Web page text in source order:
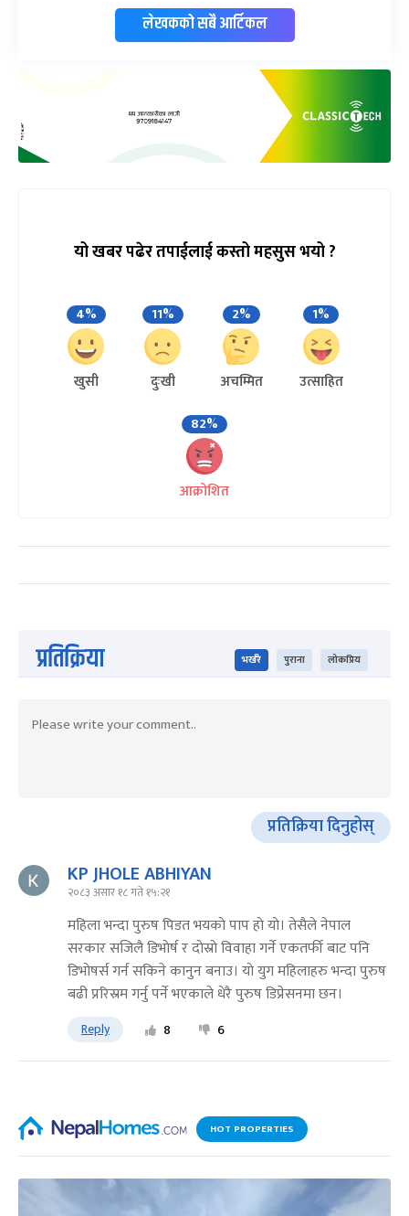
लेखकको सबै आर्टिकल
यो खबर पढेर तपाईलाई कस्तो महसुस भयो ?
4%
खुसी
11%
दुःखी
2%
अचम्मित
1%
उत्साहित
82%
आक्रोशित
प्रतिक्रिया भर्खरै पुराना लोकप्रिय
प्रतिक्रिया दिनुहोस्
KP JHOLE ABHIYAN
२०८३ असार १८ गते १५:२१
महिला भन्दा पुरुष पिडत भयकाे पाप हाे याे। तेसैले नेपाल
सरकार सजिलै डिभाेर्ष र दाेस्राे विवाहा गर्ने एकतर्फी बाट पनि
डिभाेषर्स गर्न सकिने कानुन बनाउ। याे युग महिलाहरु भन्दा पुरुष
बढी प्ररिस्रम गर्नु पर्ने भएकाले धेरै पुरुष डिप्रेसनमा छन।
Reply 8 6
HOT PROPERTIES